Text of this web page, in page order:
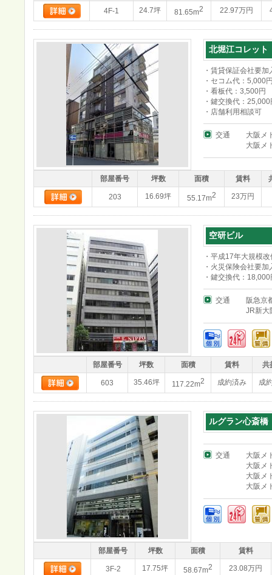
4F-1 24.7坪 81.65m2 22.97万円
北堀江コレット
・賃貸保証会社要加
・セコム代：5,000
・看板代：3,500円
・鍵交換代：25,000
・店舗利用相談可
交通
大阪メ
大阪メ
部屋番号 坪数 面積 賃料
203 16.69坪 55.17m2 23万円
空研ビル
・平成17年大規模
・火災保険会社要加
・鍵交換代：
交通
阪急京
JR新大
部屋番号 坪数 面積 賃料 共
603 35.46坪 117.22m2 成約済み 成
ルグラン心斎橋
交通
大阪メ
大阪メ
大阪メ
大阪メ
部屋番号 坪数 面積 賃料
3F-2 17.75坪 58.67m2 23.08万円